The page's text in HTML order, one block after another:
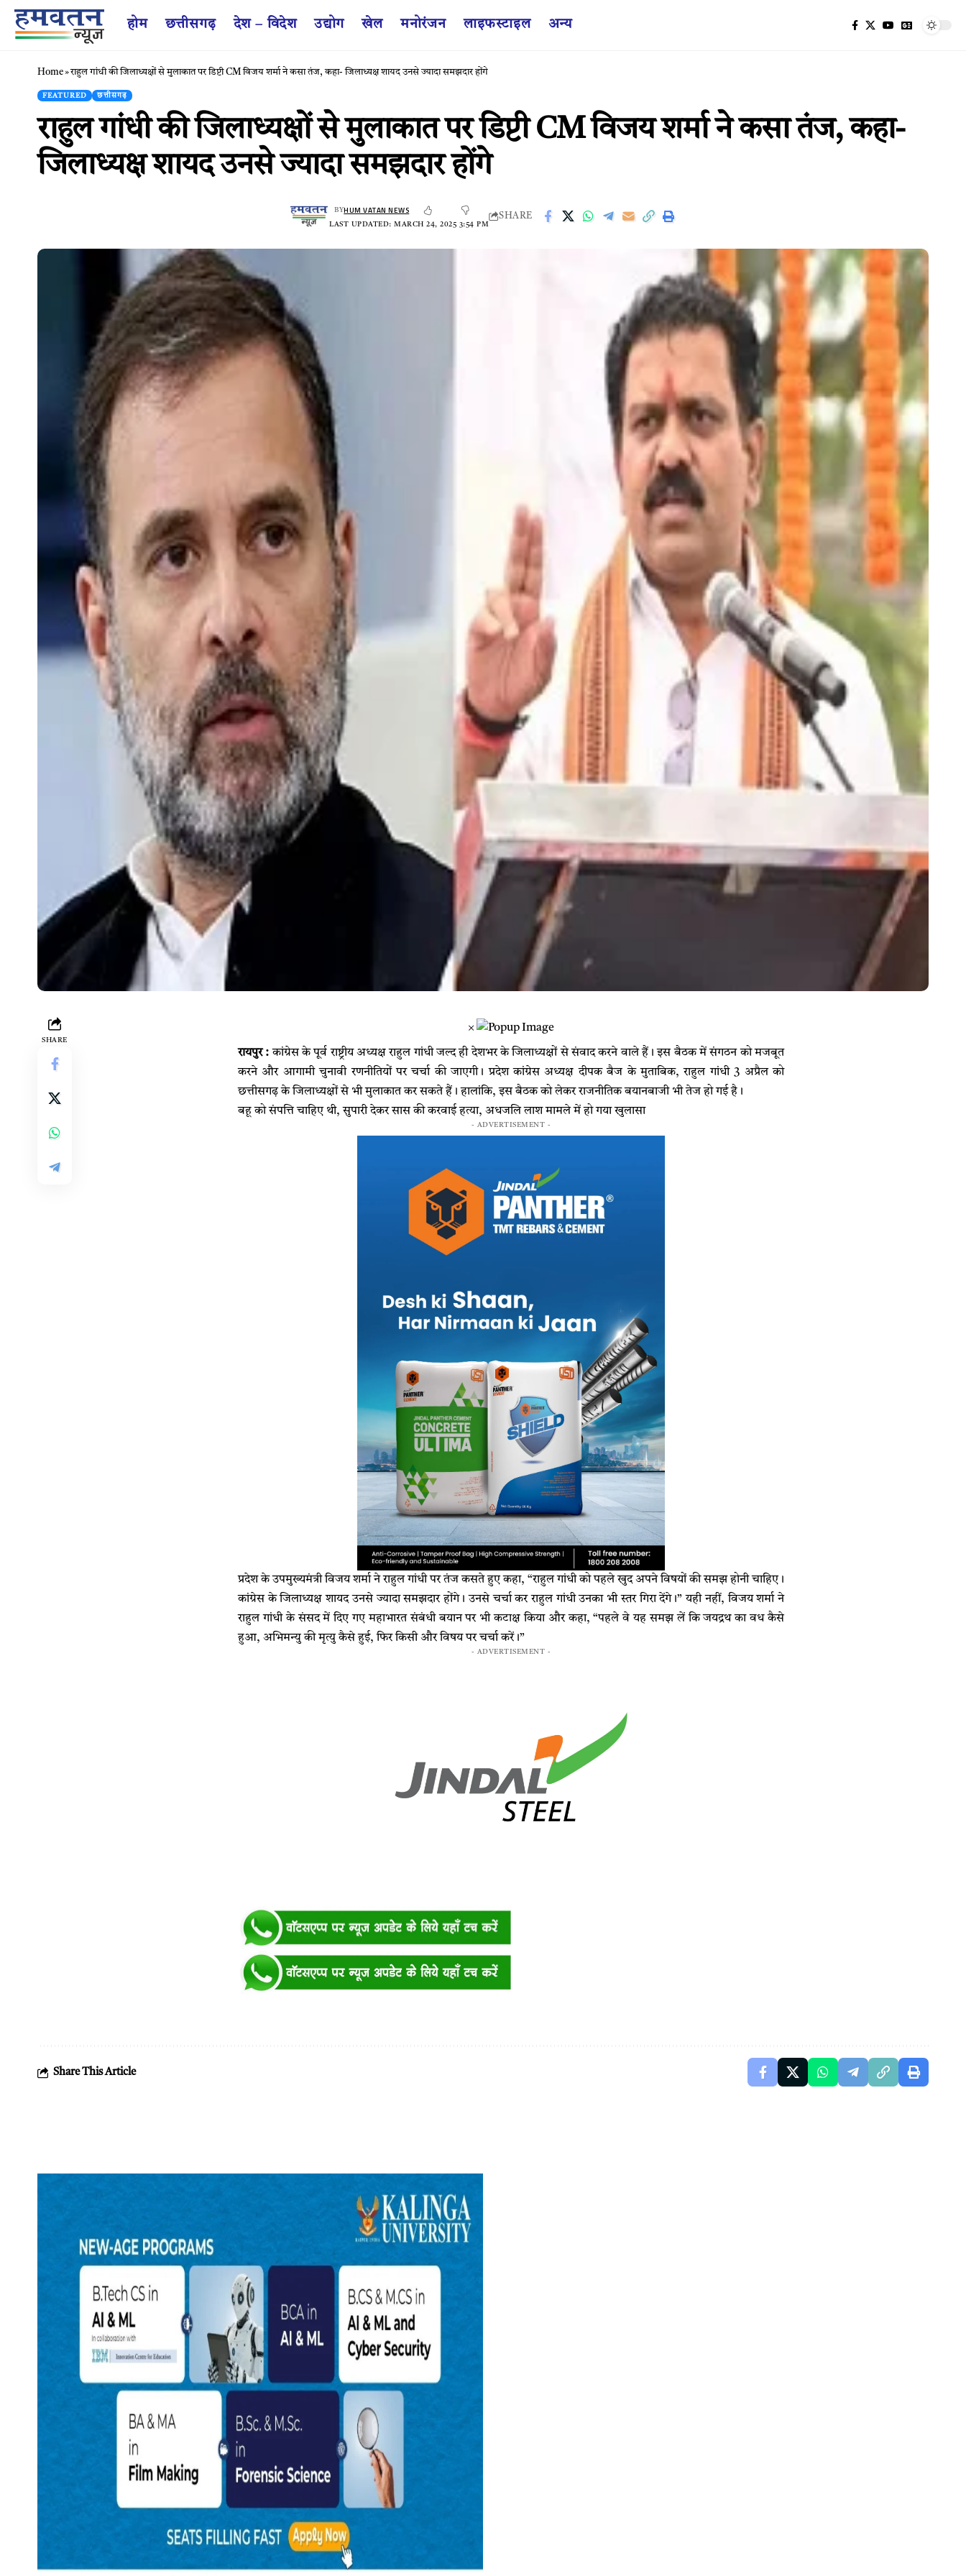
होम छत्तीसगढ़ देश – विदेश उद्योग खेल मनोरंजन लाइफस्टाइल अन्य
Home»राहुल गांधी की जिलाध्यक्षों से मुलाकात पर डिप्टी CM विजय शर्मा ने कसा तंज, कहा- जिलाध्यक्ष शायद उनसे ज्यादा समझदार होंगे
FEATURED छत्तीसगढ़
राहुल गांधी की जिलाध्यक्षों से मुलाकात पर डिप्टी CM विजय शर्मा ने कसा तंज, कहा-
जिलाध्यक्ष शायद उनसे ज्यादा समझदार होंगे
LAST UPDATED: MARCH 24, 2025 3:54 PM
BYHUM VATAN NEWS
SHARE
SHARE
×
रायपुर : कांग्रेस के पूर्व राष्ट्रीय अध्यक्ष राहुल गांधी जल्द ही देशभर के जिलाध्यक्षों से संवाद करने वाले हैं। इस बैठक में संगठन को मजबूत
करने और आगामी चुनावी रणनीतियों पर चर्चा की जाएगी। प्रदेश कांग्रेस अध्यक्ष दीपक बैज के मुताबिक, राहुल गांधी 3 अप्रैल को
छत्तीसगढ़ के जिलाध्यक्षों से भी मुलाकात कर सकते हैं। हालांकि, इस बैठक को लेकर राजनीतिक बयानबाजी भी तेज हो गई है।
बहू को संपत्ति चाहिए थी, सुपारी देकर सास की करवाई हत्या, अधजलि लाश मामले में हो गया खुलासा
- ADVERTISEMENT -
प्रदेश के उपमुख्यमंत्री विजय शर्मा ने राहुल गांधी पर तंज कसते हुए कहा, “राहुल गांधी को पहले खुद अपने विषयों की समझ होनी चाहिए।
कांग्रेस के जिलाध्यक्ष शायद उनसे ज्यादा समझदार होंगे। उनसे चर्चा कर राहुल गांधी उनका भी स्तर गिरा देंगे।” यही नहीं, विजय शर्मा ने
राहुल गांधी के संसद में दिए गए महाभारत संबंधी बयान पर भी कटाक्ष किया और कहा, “पहले वे यह समझ लें कि जयद्रथ का वध कैसे
हुआ, अभिमन्यु की मृत्यु कैसे हुई, फिर किसी और विषय पर चर्चा करें।”
- ADVERTISEMENT -
Share This Article